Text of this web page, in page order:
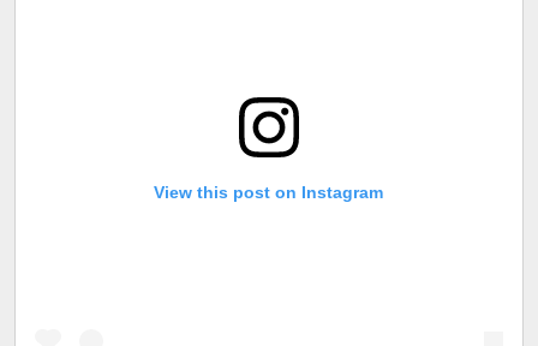
View this post on Instagram